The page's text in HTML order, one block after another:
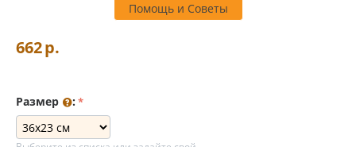
Помощь и Советы
662р.
Размер :